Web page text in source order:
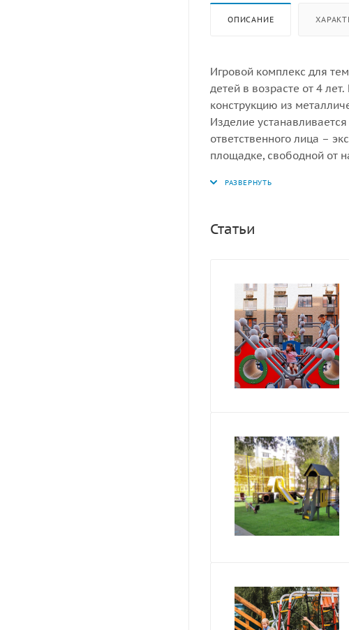
ОПИСАНИЕ
Игровой комплекс для
детей в возрасте от 4
конструкцию из
Изделие
ответственного лица –
площадке, свободной от
мм
Статьи